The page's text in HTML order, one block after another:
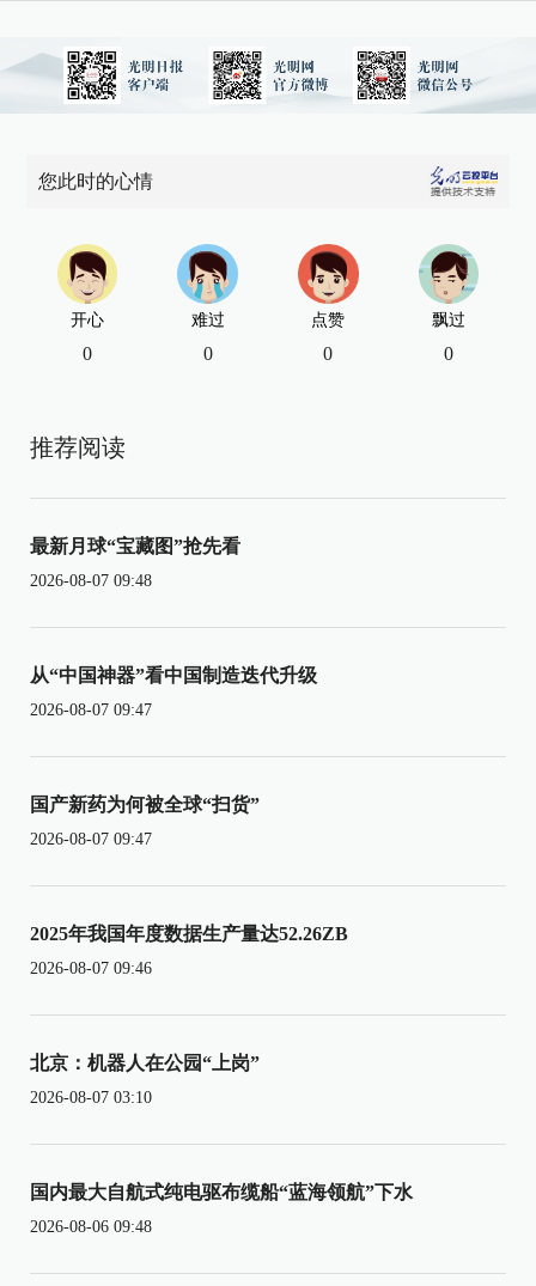
您此时的心情
开心
0
难过
0
点赞
0
飘过
0
推荐阅读
最新月球“宝藏图”抢先看
2026-08-07 09:48
从“中国神器”看中国制造迭代升级
2026-08-07 09:47
国产新药为何被全球“扫货”
2026-08-07 09:47
2025年我国年度数据生产量达52.26ZB
2026-08-07 09:46
北京：机器人在公园“上岗”
2026-08-07 03:10
国内最大自航式纯电驱布缆船“蓝海领航”下水
2026-08-06 09:48